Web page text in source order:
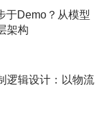
于Demo？从模型
架构
逻辑设计：以物流